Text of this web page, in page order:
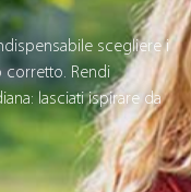
scegliere i
Rendi
lasciati ispirare da